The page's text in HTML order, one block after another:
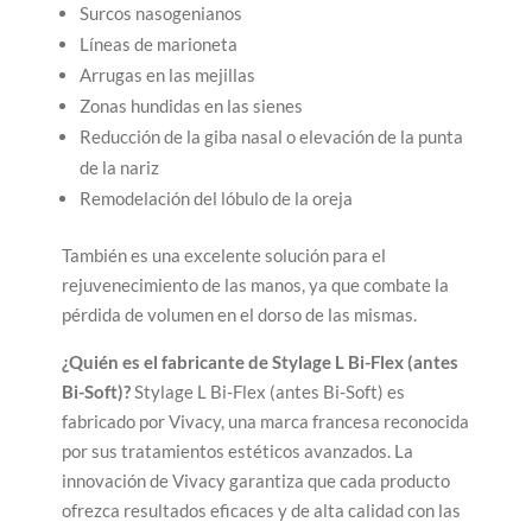
Surcos nasogenianos
Líneas de marioneta
Arrugas en las mejillas
Zonas hundidas en las sienes
Reducción de la giba nasal o elevación de la punta
de la nariz
Remodelación del lóbulo de la oreja
También es una excelente solución para el
rejuvenecimiento de las manos, ya que combate la
pérdida de volumen en el dorso de las mismas.
¿Quién es el fabricante de Stylage L Bi-Flex (antes
Bi-Soft)?Stylage L Bi-Flex (antes Bi-Soft) es
fabricado por Vivacy, una marca francesa reconocida
por sus tratamientos estéticos avanzados. La
innovación de Vivacy garantiza que cada producto
ofrezca resultados eficaces y de alta calidad con las